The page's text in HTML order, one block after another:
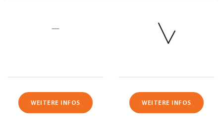
—
WEITERE INFOS WEITERE INFOS